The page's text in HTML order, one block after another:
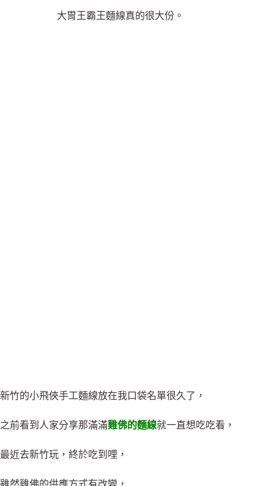
大胃王霸王麵線真的很大份。
新竹的小飛俠手工麵線放在我口袋名單很久了，
之前看到人家分享那滿滿雞佛的麵線就一直想吃吃看，
最近去新竹玩，終於吃到哩，